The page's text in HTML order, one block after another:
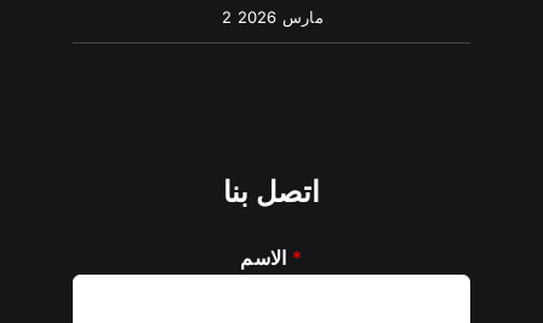
2 مارس 2026
اتصل بنا
الاسم *